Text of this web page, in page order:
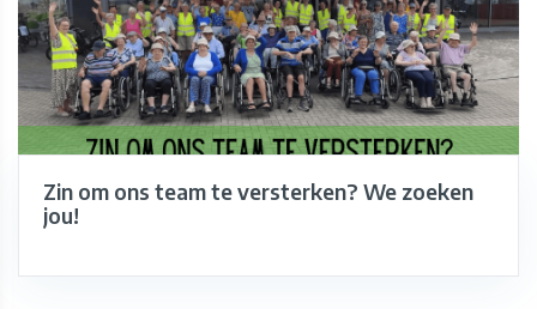
Zin om ons team te versterken? We zoeken
jou!